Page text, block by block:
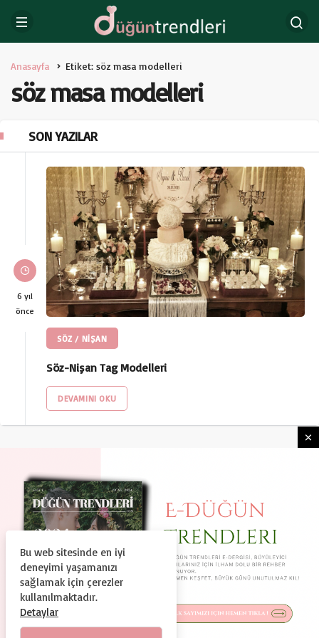
Anasayfa Etiket: söz masa modelleri
söz masa modelleri
SON YAZILAR
6 yıl
önce
SÖZ / NİŞAN
Söz-Nişan Tag Modelleri
DEVAMINI OKU
HAKKIMIZDA
KULLANIM ŞARTLARI
GIZLILIK VE GÜVENLIK
KÜNYE İLETIŞIM
© Copyright 2024, Tüm Hakları Saklıdır
Duguntrendleri.com Bir Dtc Teknoloji ve Organizasyon A.Ş.
Bu web sitesinde en iyi
deneyimi yaşamanızı
sağlamak için çerezler
kullanılmaktadır.
Detaylar